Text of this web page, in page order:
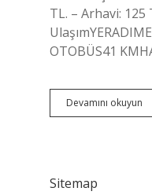
TL. – Arhavi: 125
OTOBÜS41
Devamını okuyun
Sitemap